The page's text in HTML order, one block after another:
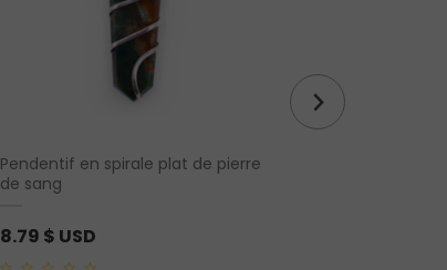
Pendentif en spirale plat de pierre
de sang
8.79 $ USD